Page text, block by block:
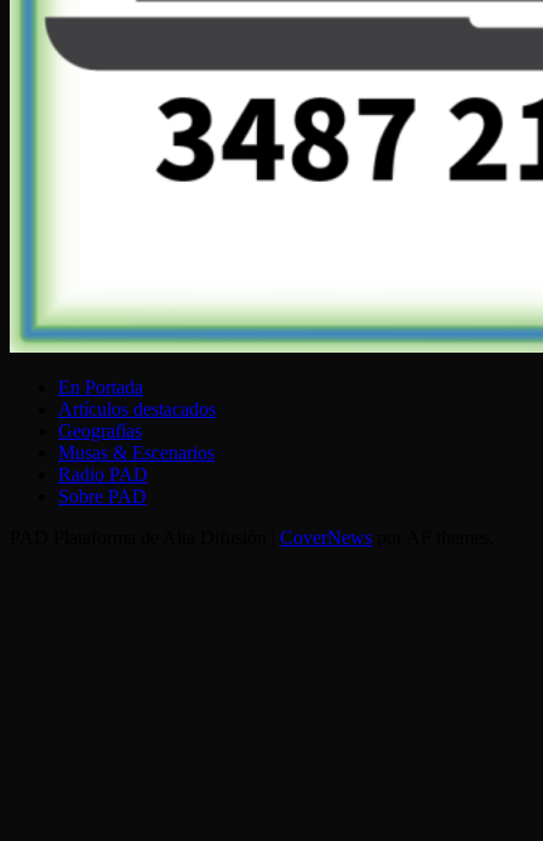
En Portada
Artículos destacados
Geografías
Musas & Escenarios
Radio PAD
Sobre PAD
CoverNews